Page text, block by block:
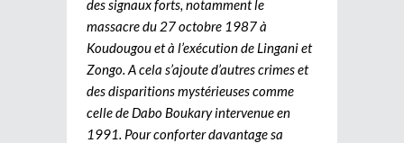
des signaux forts, notamment le
massacre du 27 octobre 1987 à
Koudougou et à l’exécution de Lingani et
Zongo. A cela s’ajoute d’autres crimes et
des disparitions mystérieuses comme
celle de Dabo Boukary intervenue en
1991. Pour conforter davantage sa